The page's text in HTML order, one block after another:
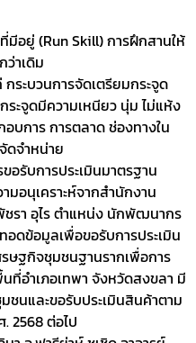
มีอยู่ (Run Skill) การฝึกสานให้
าเดิม
กระบวนการจัดเตรียมกระจูด
ะจูดมีความเหนียว นุ่ม ไม่แห้ง
อบการ การตลาด ช่องทางใน
ดจำหน่าย
รับการประเมินมาตรฐาน
อนุเคราะห์จากสำนักงาน
รา อุไร ตำแหน่ง นักพัฒนากร
ดข้อมูลเพื่อขอรับการประเมิน
ษฐกิจชุมชนฐานรากเพื่อการ
ำเภอเทพา จังหวัดสงขลา มี
นและขอรับประเมินสินค้าตาม
2568 ต่อไป